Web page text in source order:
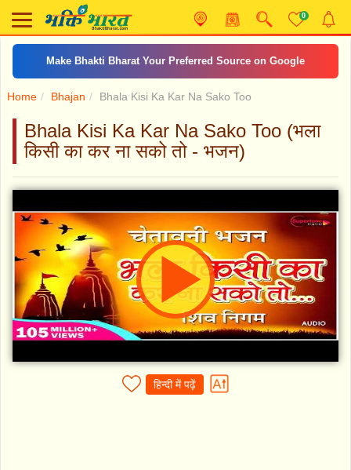
0
Make Bhakti Bharat Your Preferred Source on Google
Home Bhajan Bhala Kisi Ka Kar Na Sako Too
Bhala Kisi Ka Kar Na Sako Too (भला
किसी का कर ना सको तो - भजन)
हिन्दी में पढ़ें